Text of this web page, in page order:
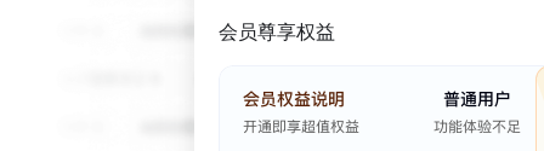
会员尊享权益